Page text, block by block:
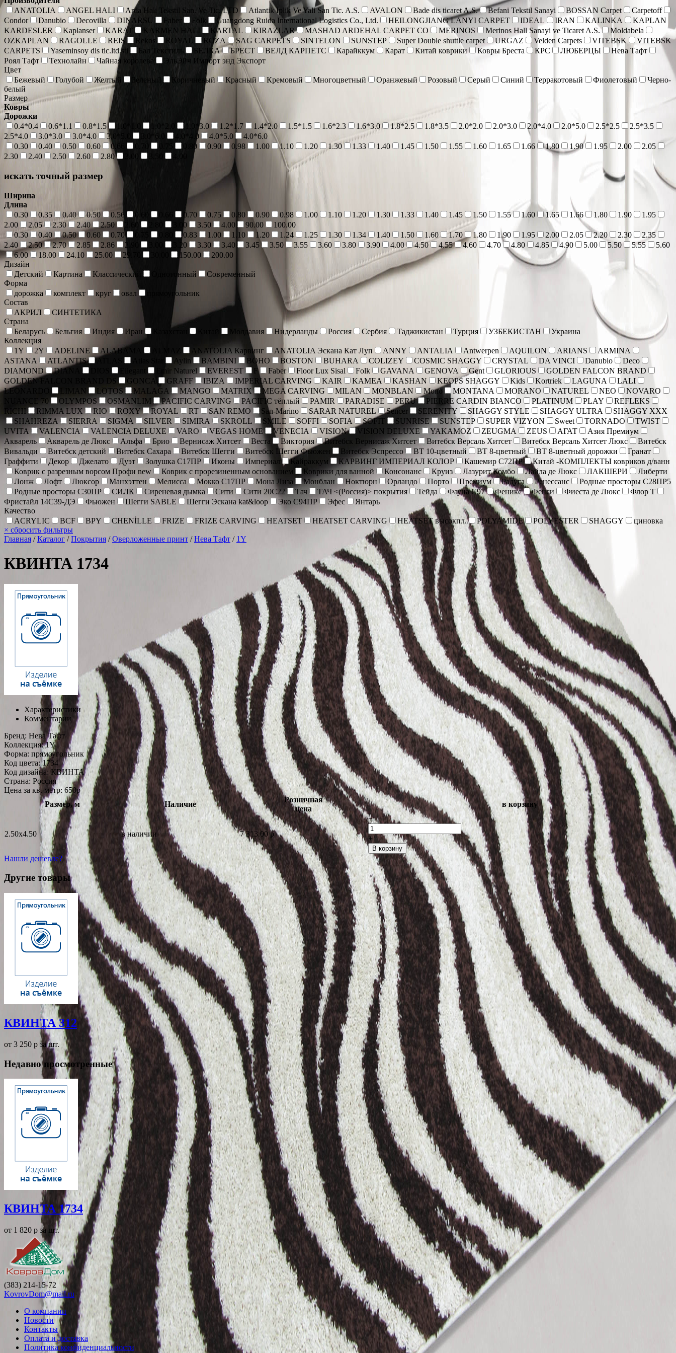
ANATOLIA
ANGEL HALI Arda Hali Tekstil San. Ve Tic. LTD Atlantik Iplik Ve Yali San Tic. A.S. AVALON Bade dis ticaret A.S. Befani Tekstil Sanayi BOSSAN Carpet
Carpetoff
Condor
Danubio Decovilla DINARSU Faber Folk Guangdong Ruida International Logistics Co., Ltd. HEILONGJIANG LANYI CARPET IDEAL IRAN KALINKA
KAPLAN
KARDESLER
Kaplanser KARAT KARMEN HALI KARTAL KIRAZLAR MASHAD ARDEHAL CARPET CO MERINOS Merinos Hall Sanayi ve Ticaret A.S.
Moldabela
OZKAPLAN
RAGOLLE REIS Rekos ROYAL ROZA SAG CARPETS SINTELON SUNSTEP Super Double shuttle carpet URGAZ Velden Carpets VITEBSK
VITEBSK
CARPETS
Yaseminsoy dis tic.ltd.sti Бал Текстиль БЕЛКА БРЕСТ ВЕЛД КАРПЕТС Карайккум Карат Китай коврики Ковры Бреста КРС ЛЮБЕРЦЫ
Нева Тафт
Роял Тафт
Технолайн Чайная королева
ЭльЭйч Импорт энд Экспорт
Цвет
Бежевый
Голубой Желтый Зеленый Коричневый Красный Кремовый Многоцветный Оранжевый Розовый Серый Синий Терракотовый Фиолетовый
Черно-
белый
Размер
Ковры
Дорожки
0.4*0.4
0.6*1.1 0.8*1.5 1.0*3.0 1.2*1.7 1.4*2.0 1.5*1.5 1.6*2.3 1.6*3.0 1.8*2.5 1.8*3.5 2.0*2.0 2.0*3.0 2.0*4.0 2.0*5.0 2.5*2.5
2.5*3.5
2.5*4.0
3.0*3.0 3.0*4.0 3.0*5.0 3.0*6.0 4.0*4.0 4.0*5.0
4.0*6.0
0.30
0.40 0.50 0.60 0.66 0.80 0.90 0.98 1.00 1.10 1.20 1.30 1.33 1.40 1.45 1.50 1.55 1.60 1.65 1.66 1.80 1.90 1.95 2.00
2.05
2.30
2.40 2.50 2.60 2.80
искать точный размер
Ширина
Длина
0.30
0.35 0.40 0.50 0.56 0.70 0.75 0.80 0.90 0.98 1.00 1.10 1.20 1.30 1.33 1.40 1.45 1.50 1.55 1.60 1.65 1.66 1.80 1.90
1.95
2.00
2.05 2.30 2.40 2.50 2.60 3.00 3.50 4.00 90.00
100.00
0.30
0.40 0.50 0.60 0.70 0.83 1.00 1.10 1.20 1.24 1.25 1.30 1.34 1.40 1.50 1.60 1.70 1.80 1.90 1.95 2.00 2.05 2.20 2.30
2.35
2.40
2.50 2.70 2.85 2.86 2.90 3.20 3.30 3.40 3.45 3.50 3.55 3.60 3.80 3.90 4.00 4.50 4.55 4.60 4.70 4.80 4.85 4.90 5.00 5.50 5.55
5.60
6.00
18.00 24.10 25.00 29.70 150.00
200.00
Дизайн
Детский
Картина Классический Однотонный
Современный
Форма
дорожка
комплект круг овал
прямоугольник
Состав
АКРИЛ
СИНТЕТИКА
Страна
Беларусь
Бельгия Индия Иран Молдавия Нидерланды Россия Сербия Таджикистан Турция УЗБЕКИСТАН
Украина
Коллекция
1Y
2Y ADELINE ALABAMA ANATOLIA Карвинг ANATOLIA Эскана Кат Луп ANNY ANTALIA Antwerpen AQUILON ARIANS
ARMINA
ASTANA
ATLANTIS ATLAS Aylin BAMBINI BOHO BOSTON BUHARA COLIZEY COSMIC SHAGGY CRYSTAL DA VINCI Danubio
Deco
DIAMOND
DIANA Emir Naturel EVEREST F Faber Floor Lux Sisal Folk GAVANA GENOVA Gent GLORIOUS
GOLDEN FALCON BRAND
GOLDEN FALCON BRAND DS
GONCA GRAFF IBIZA IMPERIAL CARVING KAIR KAMEA KASHAN KEOPS SHAGGY Kids Kortriek LAGUNA
LALI
LEONARDO
LIMAN LOTOS MALAGA MANGO MATRIX MEGA CARVING MILAN MONBLAN Mono MONTANA MORANO NATUREL NEO
NOVARO
NUANCE 70
OLYMPOS OSMANLIM PACIFIC CARVING PACIFIC тёплый PAMIR PARADISE PERU PIERRE CARDIN BIANCO PLATINUM PLAY
REFLEKS
RICHI
RIMMA LUX RIO ROXY ROYAL RT SAN REMO San-Marino SARAR NATUREL Sencer SERENITY SHAGGY STYLE SHAGGY ULTRA
SHAGGY XXX
SHAHREZA
SIERRA SIGMA SILVER SIMIRA SKROLL SMILE SOFFI SOFIA SOFIT SUNRISE SUNSTEP SUPER VIZYON Sweet TORNADO
TWIST
UVITA
VALENCIA VALENCIA DELUXE VARO VEGAS HOME VENECIA VISION VISION DELUXE YAKAMOZ ZEUGMA ZEUS АГАТ
Азия Премиум
Акварель
Акварель де Люкс Альфа Брио Вернисаж Хитсет Веста Виктория Витебск Вернисаж Хитсет Витебск Версаль Хитсет Витебск Версаль Хитсет Люкс
Витебск
Вивальди
Витебск детский Витебск Сахара Витебск Шегги Витебск Шегги Фьюжен Витебск Эспрессо ВТ 10-цветный ВТ 8-цветный ВТ 8-цветный дорожки
Гранат
Граффити
Декор Джелато Дуэт Золушка С17ПР Иконы Империал Кайраккум КАРВИНГ ИМПЕРИАЛ КОЛОР Кашемир С72ПР
Китай -КОМПЛЕКТЫ ковриков д/ванн
Коврик c разрезным ворсом Профи new
Коврик с прорезиненным основанием Коврики для ванной Консонанс Круиз Лазурит Комбо Лайла де Люкс ЛАКШЕРИ
Либерти
Лонж
Лофт Люксор Манхэттен Мелисса Мокко С17ПР Мона Лиза Монблан Ноктюрн Орландо Порто Премиум Радуга Ренессанс
Родные просторы С28ПР5
Родные просторы С30ПР
СИЛК Сиреневая дымка Сити Сити 20С22 Тач ТАЧ <(Россия)> покрытия Тейда Фауна С97 Феникс Фенси Фиеста де Люкс
Флор Т
Фристайл 14С39-ДЭ
Фьюжен Шегги SABLE Шегги Эскана kat&loop Эко С94ПР Эфес
Янтарь
Качество
ACRYLIC
BCF BPY CHENİLLE FRIZE FRIZE CARVING HEATSET HEATSET CARVING HEATSET высокпл. POLYAMIDE POLYESTER SHAGGY
циновка
× сбросить фильтры
Главная /Каталог /Покрытия /Оверложенные принт /Нева Тафт / 1Y
КВИНТА 1734
Характеристики
Комментарии
Бренд: Нева Тафт
Коллекция:1Y
Форма: прямоугольник
Код цвета:1734
Код дизайна: КВИНТА
Страна: Россия
Цена за кв. метр: 650p
Размер, м
Наличие
Розничная
цена
в корзину
2.50x4.50 в наличии 7 313.00p
−
+
В корзину
Нашли дешевле?
Другие товары
КВИНТА 312
от 3 250 p за шт.
Недавно просмотренные
КВИНТА 1734
от 1 820 p за шт.
(383) 214-15-72
KovrovDom@mail.ru
О компании
Новости
Контакты
Оплата и доставка
Политика конфиденциальности